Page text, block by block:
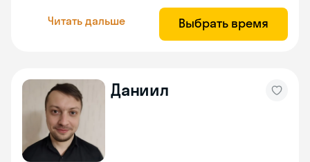
Читать дальше Выбрать время
Даниил